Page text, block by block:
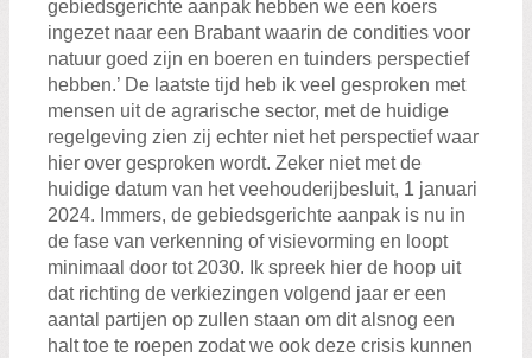
gebiedsgerichte aanpak hebben we een koers
ingezet naar een Brabant waarin de condities voor
natuur goed zijn en boeren en tuinders perspectief
hebben.’ De laatste tijd heb ik veel gesproken met
mensen uit de agrarische sector, met de huidige
regelgeving zien zij echter niet het perspectief waar
hier over gesproken wordt. Zeker niet met de
huidige datum van het veehouderijbesluit, 1 januari
2024. Immers, de gebiedsgerichte aanpak is nu in
de fase van verkenning of visievorming en loopt
minimaal door tot 2030. Ik spreek hier de hoop uit
dat richting de verkiezingen volgend jaar er een
aantal partijen op zullen staan om dit alsnog een
halt toe te roepen zodat we ook deze crisis kunnen